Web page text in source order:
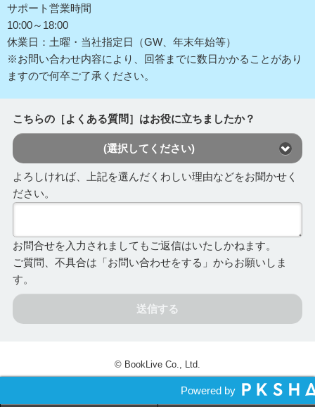
サポート営業時間
10:00～18:00
休業日：土曜・当社指定日（GW、年末年始等）
※お問い合わせ内容により、回答までに数日かかることがあり
ますので何卒ご了承ください。
こちらの［よくある質問］はお役に立ちましたか？
(選択してください)
よろしければ、上記を選んだくわしい理由などをお聞かせく
ださい。
お問合せを入力されましてもご返信はいたしかねます。
ご質問、不具合は「お問い合わせをする」からお願いしま
す。
送信する
© BookLive Co., Ltd.
Powered by